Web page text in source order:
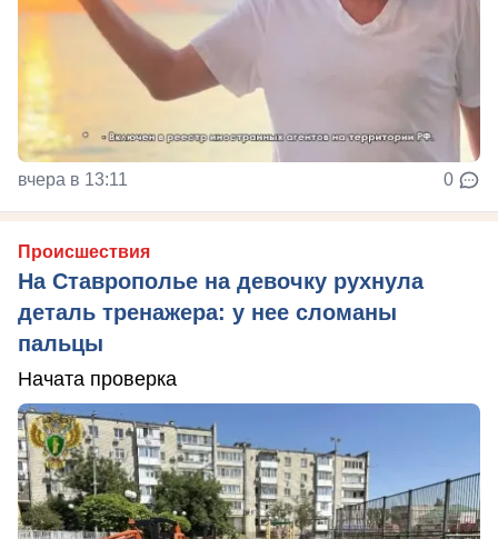
вчера в 13:11 0
Происшествия
На Ставрополье на девочку рухнула
деталь тренажера: у нее сломаны
пальцы
Начата проверка